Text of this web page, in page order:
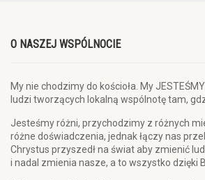
O NASZEJ WSPÓLNOCIE
My nie chodzimy do kościoła. My
ludzi tworzących lokalną wspólnotę tam,
Jesteśmy różni, przychodzimy z różnych
różne doświadczenia, jednak łączy nas
Chrystus przyszedł na świat aby zmienić
i nadal zmienia nasze, a to wszystko dzięki